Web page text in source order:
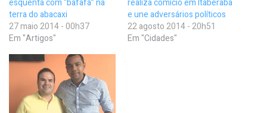
terra do abacaxi
27 maio 2014 - 00h37
Em "Artigos"
e une adversários políticos
22 agosto 2014 - 20h51
Em "Cidades"